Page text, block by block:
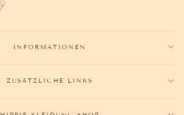
INFORMATIONEN
ZUSÄTZLICHE LINKS